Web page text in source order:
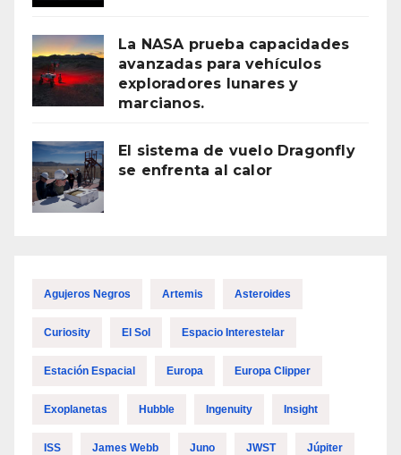
La NASA prueba capacidades
avanzadas para vehículos
exploradores lunares y
marcianos.
El sistema de vuelo Dragonfly
se enfrenta al calor
Agujeros Negros Artemis Asteroides
Curiosity El Sol Espacio Interestelar
Estación Espacial Europa Europa Clipper
Exoplanetas Hubble Ingenuity Insight
ISS James Webb Juno JWST Júpiter